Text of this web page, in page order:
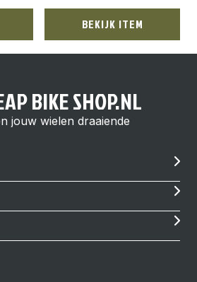
BEKIJK ITEM
BIKE SHOP.NL
jouw wielen draaiende